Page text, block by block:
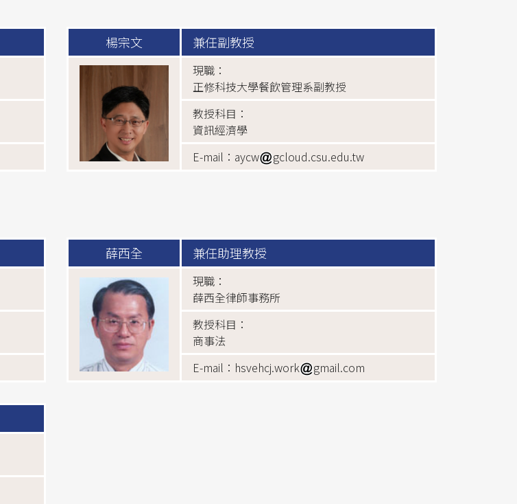
楊宗文 兼任副教授
現職：
正修科技大學餐飲管理系副教授
教授科目：
資訊經濟學
E-mail：aycw
gcloud.csu.edu.tw
薛西全 兼任助理教授
現職：
薛西全律師事務所
教授科目：
商事法
E-mail：hsvehcj.work
gmail.com